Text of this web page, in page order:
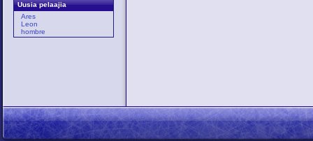
Uusia pelaajia
Ares
Leon
hombre